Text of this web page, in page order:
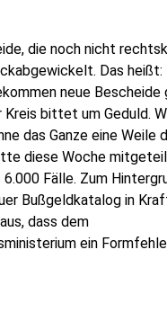
die noch nicht
Das heißt:
neue Bescheide
Kreis bittet um Geduld.
das Ganze eine Weile
diese Woche
Fälle. Zum
Bußgeldkatalog in
dass dem
ein